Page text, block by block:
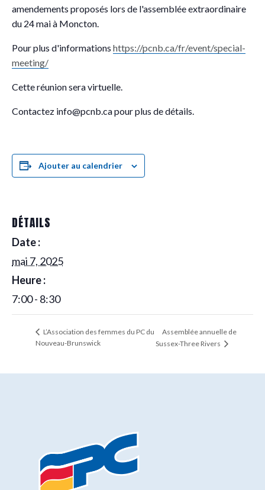
amendements proposés lors de l'assemblée extraordinaire
du 24 mai à Moncton.
Pour plus d'informations https://pcnb.ca/fr/event/special-
meeting/
Cette réunion sera virtuelle.
Contactez info@pcnb.ca pour plus de détails.
Ajouter au calendrier
DÉTAILS
Date :
mai 7, 2025
Heure :
7:00 - 8:30
L’Association des femmes du PC du
Nouveau-Brunswick
Assemblée annuelle de
Sussex-Three Rivers